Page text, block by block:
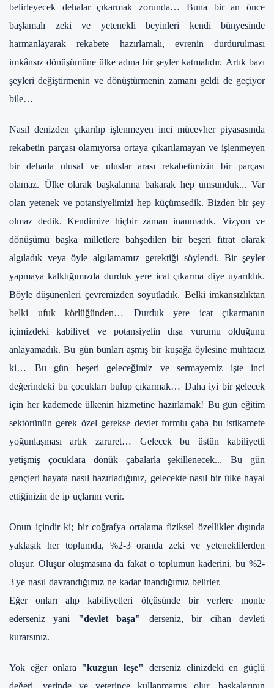
belirleyecek dehalar çıkarmak zorunda… Buna bir an önce
başlamalı zeki ve yetenekli beyinleri kendi bünyesinde
harmanlayarak rekabete hazırlamalı, evrenin durdurulması
imkânsız dönüşümüne ülke adına bir şeyler katmalıdır. Artık bazı
şeyleri değiştirmenin ve dönüştürmenin zamanı geldi de geçiyor
bile…
Nasıl denizden çıkarılıp işlenmeyen inci mücevher piyasasında
rekabetin parçası olamıyorsa ortaya çıkarılamayan ve işlenmeyen
bir dehada ulusal ve uluslar arası rekabetimizin bir parçası
olamaz. Ülke olarak başkalarına bakarak hep umsunduk...Var
olan yetenek ve potansiyelimizi hep küçümsedik. Bizden bir şey
olmaz dedik. Kendimize hiçbir zaman inanmadık.
Vizyon ve
dönüşümü başka milletlere bahşedilen bir beşeri fıtrat olarak
algıladık veya öyle algılamamız gerektiği söylendi.
Bir şeyler
yapmaya kalktığımızda durduk yere icat çıkarma diye uyarıldık.
Böyle düşünenleri çevremizden soyutladık. Belki imkansızlıktan
belki ufuk körlüğünden…
Durduk yere icat çıkarmanın
içimizdeki kabiliyet ve potansiyelin dışa vurumu olduğunu
anlayamadık.Bu gün bunları aşmış bir kuşağa öylesine muhtacız
ki…
Bu gün beşeri geleceğimiz ve sermayemiz işte inci
değerindeki bu çocukları bulup çıkarmak… Daha iyi bir gelecek
için her kademede ülkenin hizmetine hazırlamak! Bu gün eğitim
sektörünün gerek özel gerekse devlet formlu çaba bu istikamete
yoğunlaşması artık zaruret…
Gelecek bu üstün kabiliyetli
yetişmiş çocuklara dönük çabalarla şekillenecek...
Bu gün
gençleri hayata nasıl hazırladığınız, gelecekte nasıl bir ülke hayal
ettiğinizin de ip uçlarını verir.
Onun içindir ki; bir coğrafya ortalama fiziksel özellikler dışında
yaklaşık her toplumda, %2-3 oranda zeki ve yeteneklilerden
oluşur. Oluşur oluşmasına da fakat o toplumun kaderini, bu %2-
3'ye nasıl davrandığımız ne kadar inandığımız belirler.
Eğer onları alıp kabiliyetleri ölçüsünde bir yerlere monte
ederseniz yani "devlet başa"
derseniz, bir cihan devleti
kurarsınız.
Yok eğer onlara "kuzgun leşe"
derseniz elinizdeki en güçlü
değeri, yerinde ve yeterince kullanmamış olur, başkalarının